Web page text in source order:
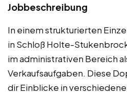
Jobbeschreibung
In einem strukturierten
in Schloß Holte-
im administrativen Bereich
Verkaufsaufgaben. Diese
dir Einblicke in